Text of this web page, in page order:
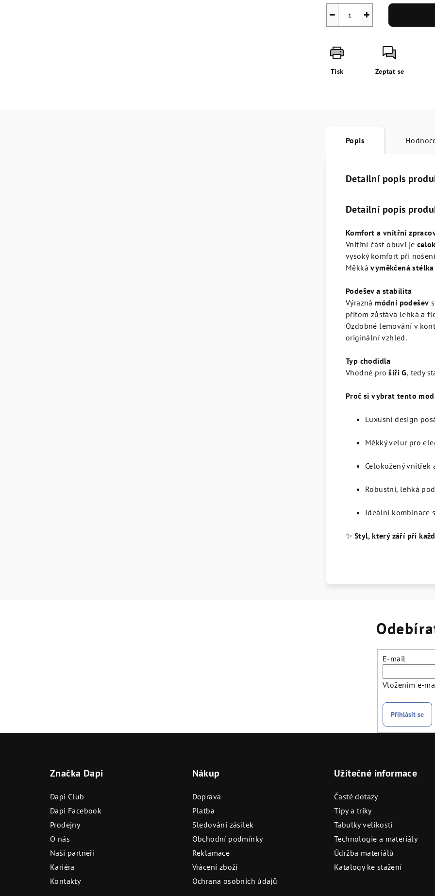
+
−
Tisk Zeptat se
Popis
Detailní popis
Detailní popis
Komfort a vnitřní
Vnitřní část obuvi je
vysoký komfort při
Měkkávyměkčená stélka
Podešev a stabilita
Výrazná módní podešev
přitom zůstává lehká a
Ozdobné lemování v
originální vzhled.
Typ chodidla
Vhodné prošíři G, tedy
Proč si vybrat tento
Luxusní design
Měkký velur pro
Celokožený vnitřek
Robustní, lehká
Ideální kombinace
✨ Styl, který září při
E-mail
Vložením e-
Přihlásit se
Značka Dapi
Dapi Club
Dapi Facebook
Prodejny
O nás
Naši partneři
Kariéra
Kontakty
Nákup
Doprava
Platba
Sledování zásilek
Obchodní podmínky
Reklamace
Vrácení zboží
Ochrana osobních údajů
Užitečné informace
Časté dotazy
Tipy a triky
Tabulky velikostí
Technologie a materiály
Údržba materiálů
Katalogy ke stažení